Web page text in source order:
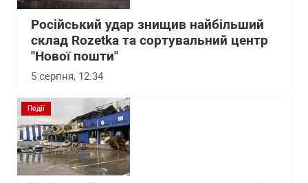
Російський удар знищив найбільший
склад Rozetka та сортувальний центр
"Нової пошти"
5 серпня, 12:34
Події